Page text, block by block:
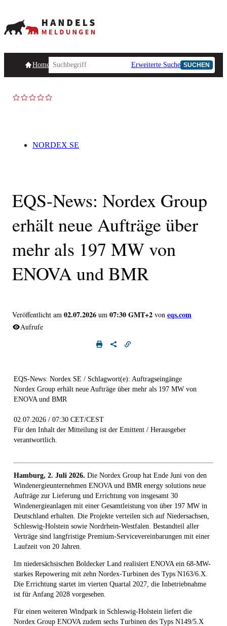
HomepageHandelsmeldungen Ad-Hoc-Meldungen
Erweiterte Suche SUCHEN
NORDEX SE
EQS-News: Nordex Group
erhält neue Aufträge über
mehr als 197 MW von
ENOVA und BMR
Veröffentlicht am 02.07.2026 um 07:30 GMT+2 von eqs.com
Aufrufe
EQS-News: Nordex SE / Schlagwort(e): Auftragseingänge
Nordex Group erhält neue Aufträge über mehr als 197 MW von
ENOVA und BMR
02.07.2026 / 07:30 CET/CEST
Für den Inhalt der Mitteilung ist der Emittent / Herausgeber
verantwortlich.
Hamburg, 2. Juli 2026. Die Nordex Group hat Ende Juni von den
Windenergieunternehmen ENOVA und BMR energy solutions neue
Aufträge zur Lieferung und Errichtung von insgesamt 30
Windenergieanlagen mit einer Gesamtleistung von über 197 MW in
Deutschland erhalten. Die Projekte verteilen sich auf Niedersachsen,
Schleswig-Holstein sowie Nordrhein-Westfalen. Bestandteil aller
Verträge sind langfristige Premium-Servicevereinbarungen mit einer
Laufzeit von 20 Jahren.
Im niedersächsischen Boldecker Land realisiert ENOVA ein 68-MW-
starkes Repowering mit zehn Nordex-Turbinen des Typs N163/6.X.
Die Errichtung startet im vierten Quartal 2027, die Inbetriebnahme
ist für Anfang 2028 vorgesehen.
Für einen weiteren Windpark in Schleswig-Holstein liefert die
Nordex Group ENOVA zudem sechs Turbinen des Typs N149/5.X